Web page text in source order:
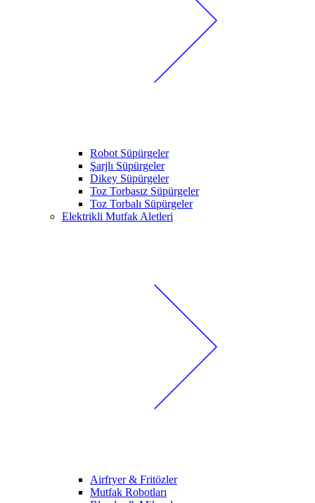
Robot Süpürgeler
Şarjlı Süpürgeler
Dikey Süpürgeler
Toz Torbasız Süpürgeler
Toz Torbalı Süpürgeler
Elektrikli Mutfak Aletleri
Airfryer & Fritözler
Mutfak Robotları